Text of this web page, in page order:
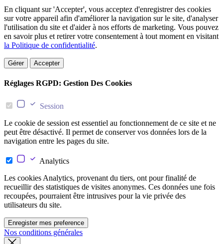
En cliquant sur 'Accepter', vous acceptez d'enregistrer des cookies
sur votre appareil afin d'améliorer la navigation sur le site, d'analyser
l'utilisation du site et d'aider à nos efforts de marketing. Vous pouvez
en savoir plus et retirer votre consentement à tout moment en visitant
la Politique de confidentialité.
Gérer Accepter
Réglages RGPD: Gestion Des Cookies
Session
Le cookie de session est essentiel au fonctionnement de ce site et ne
peut être désactivé. Il permet de conserver vos données lors de la
navigation entre les pages du site.
Analytics
Les cookies Analytics, provenant du tiers, ont pour finalité de
recueillir des statistiques de visites anonymes. Ces données une fois
recoupées, pourraient être intrusives pour la vie privée des
utilisateurs du site.
Enregister mes preference
Nos conditions générales